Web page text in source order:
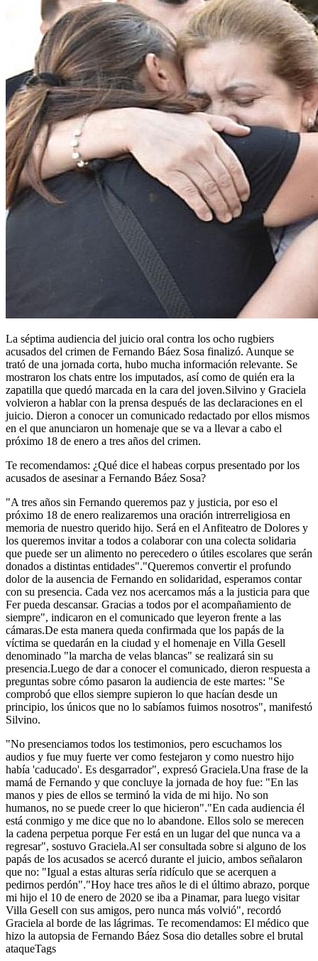
La séptima audiencia del juicio oral contra los ocho rugbiers
acusados del crimen de Fernando Báez Sosa finalizó. Aunque se
trató de una jornada corta, hubo mucha información relevante. Se
mostraron los chats entre los imputados, así como de quién era la
zapatilla que quedó marcada en la cara del joven.Silvino y Graciela
volvieron a hablar con la prensa después de las declaraciones en el
juicio. Dieron a conocer un comunicado redactado por ellos mismos
en el que anunciaron un homenaje que se va a llevar a cabo el
próximo 18 de enero a tres años del crimen.
Te recomendamos: ¿Qué dice el habeas corpus presentado por los
acusados de asesinar a Fernando Báez Sosa?
"A tres años sin Fernando queremos paz y justicia, por eso el
próximo 18 de enero realizaremos una oración intrerreligiosa en
memoria de nuestro querido hijo. Será en el Anfiteatro de Dolores y
los queremos invitar a todos a colaborar con una colecta solidaria
que puede ser un alimento no perecedero o útiles escolares que serán
donados a distintas entidades"."Queremos convertir el profundo
dolor de la ausencia de Fernando en solidaridad, esperamos contar
con su presencia. Cada vez nos acercamos más a la justicia para que
Fer pueda descansar. Gracias a todos por el acompañamiento de
siempre", indicaron en el comunicado que leyeron frente a las
cámaras.De esta manera queda confirmada que los papás de la
víctima se quedarán en la ciudad y el homenaje en Villa Gesell
denominado "la marcha de velas blancas" se realizará sin su
presencia.Luego de dar a conocer el comunicado, dieron respuesta a
preguntas sobre cómo pasaron la audiencia de este martes: "Se
comprobó que ellos siempre supieron lo que hacían desde un
principio, los únicos que no lo sabíamos fuimos nosotros", manifestó
Silvino.
"No presenciamos todos los testimonios, pero escuchamos los
audios y fue muy fuerte ver como festejaron y como nuestro hijo
había 'caducado'. Es desgarrador", expresó Graciela.Una frase de la
mamá de Fernando y que concluye la jornada de hoy fue: "En las
manos y pies de ellos se terminó la vida de mi hijo. No son
humanos, no se puede creer lo que hicieron"."En cada audiencia él
está conmigo y me dice que no lo abandone. Ellos solo se merecen
la cadena perpetua porque Fer está en un lugar del que nunca va a
regresar", sostuvo Graciela.Al ser consultada sobre si alguno de los
papás de los acusados se acercó durante el juicio, ambos señalaron
que no: "Igual a estas alturas sería ridículo que se acerquen a
pedirnos perdón"."Hoy hace tres años le di el último abrazo, porque
mi hijo el 10 de enero de 2020 se iba a Pinamar, para luego visitar
Villa Gesell con sus amigos, pero nunca más volvió", recordó
Graciela al borde de las lágrimas. Te recomendamos: El médico que
hizo la autopsia de Fernando Báez Sosa dio detalles sobre el brutal
ataqueTags